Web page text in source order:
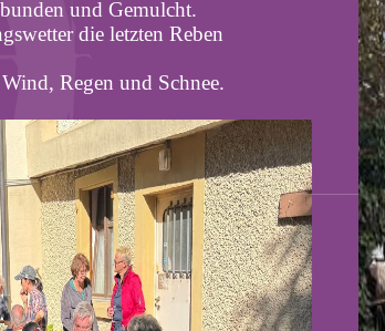
und Gemulcht.
die letzten Reben
Regen und Schnee.